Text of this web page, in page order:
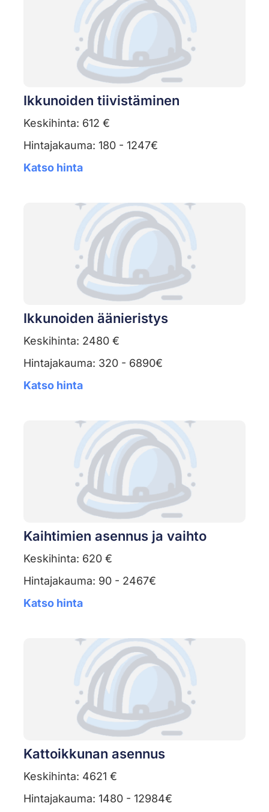
Ikkunoiden tiivistäminen
Keskihinta: 612 €
Hintajakauma: 180 - 1247€
Katso hinta
Ikkunoiden äänieristys
Keskihinta: 2480 €
Hintajakauma: 320 - 6890€
Katso hinta
Kaihtimien asennus ja vaihto
Keskihinta: 620 €
Hintajakauma: 90 - 2467€
Katso hinta
Kattoikkunan asennus
Keskihinta: 4621 €
Hintajakauma: 1480 - 12984€